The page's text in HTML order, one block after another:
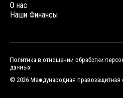
О нас
Наши Финансы
Политика в отношении обработки
данных
© 2026 Международная правозащитная